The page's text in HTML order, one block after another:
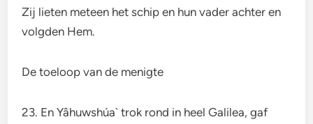
Zij lieten meteen het schip en hun vader achter en
volgden Hem.
De toeloop van de menigte
23. En Yâhuwshúa` trok rond in heel Galilea, gaf